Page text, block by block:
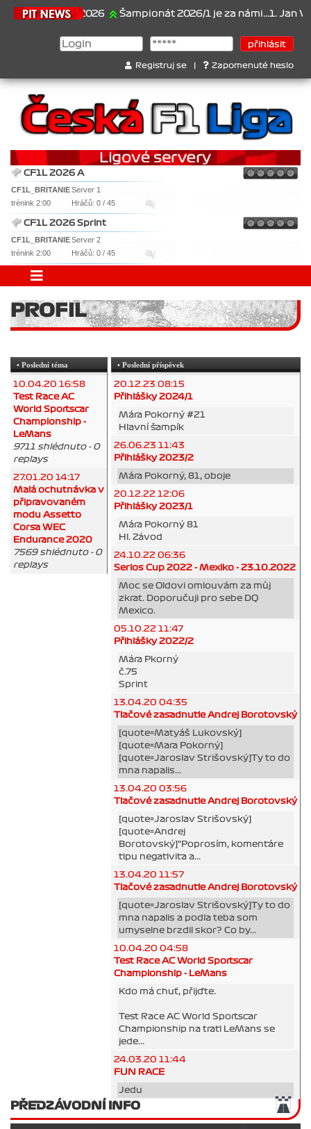
21.6.2026 Šampionát 2026/1 je za námi...1. Jan
Registruj se Zapomenuté heslo
CF1L 2026 A
CF1L_BRITANIEServer 1
trénink 2:00
Hráčů: 0 / 45
CF1L 2026 Sprint
CF1L_BRITANIEServer 2
trénink 2:00
Hráčů: 0 / 45
PROFIL
• Poslední téma
10.04.20 16:58
Test Race AC
World Sportscar
Championship -
LeMans
9711 shlédnuto - 0
replays
27.01.20 14:17
Malá ochutnávka v
připravovaném
modu Assetto
Corsa WEC
Endurance 2020
7569 shlédnuto - 0
replays
• Poslední příspěvek
20.12.23 08:15
Přihlášky 2024/1
Mára Pokorný #21
Hlavní šampík
26.06.23 11:43
Přihlášky 2023/2
Mára Pokorný, 81, oboje
20.12.22 12:06
Přihlášky 2023/1
Mára Pokorný 81
Hl. Závod
24.10.22 06:36
Serios Cup 2022 - Mexiko - 23.10.2022
Moc se Oldovi omlouvám za můj
zkrat. Doporučuji pro sebe DQ
Mexico.
05.10.22 11:47
Přihlášky 2022/2
Mára Pkorný
č.75
Sprint
13.04.20 04:35
Tlačové zasadnutie Andrej Borotovský
[quote=Matyáš Lukovský]
[quote=Mara Pokorný]
[quote=Jaroslav Strišovský]Ty to do
mna napalis...
13.04.20 03:56
Tlačové zasadnutie Andrej Borotovský
[quote=Jaroslav Strišovský]
[quote=Andrej
Borotovský]"Poprosím, komentáre
tipu negativita a...
13.04.20 11:57
Tlačové zasadnutie Andrej Borotovský
[quote=Jaroslav Strišovský]Ty to do
mna napalis a podla teba som
umyselne brzdil skor? Co by...
10.04.20 04:58
Test Race AC World Sportscar
Championship - LeMans
Kdo má chuť, přijďte.
Test Race AC World Sportscar
Championship na trati LeMans se
jede...
24.03.20 11:44
FUN RACE
Jedu
PŘEDZÁVODNÍ INFO